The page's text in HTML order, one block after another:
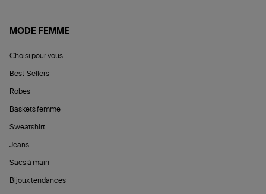
MODE FEMME
Choisi pour vous
Best-Sellers
Robes
Baskets femme
Sweatshirt
Jeans
Sacs à main
Bijoux tendances